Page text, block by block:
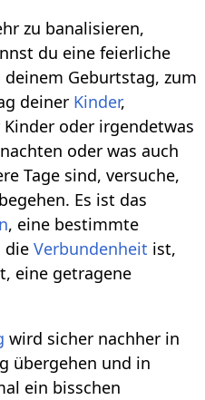
zu banalisieren,
du eine feierliche
deinem Geburtstag, zum
deiner Kinder,
oder irgendetwas
oder was auch
Tage sind, versuche,
Es ist das
, eine bestimmte
dieVerbundenheit ist,
eine getragene
wird sicher nachher in
übergehen und in
ein bisschen